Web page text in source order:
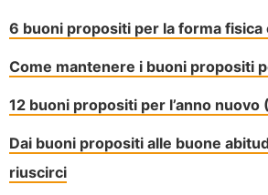
6 buoni propositi per la forma fisica
Come mantenere i buoni propositi
12 buoni propositi per l’anno nuovo
Dai buoni propositi alle buone
riuscirci